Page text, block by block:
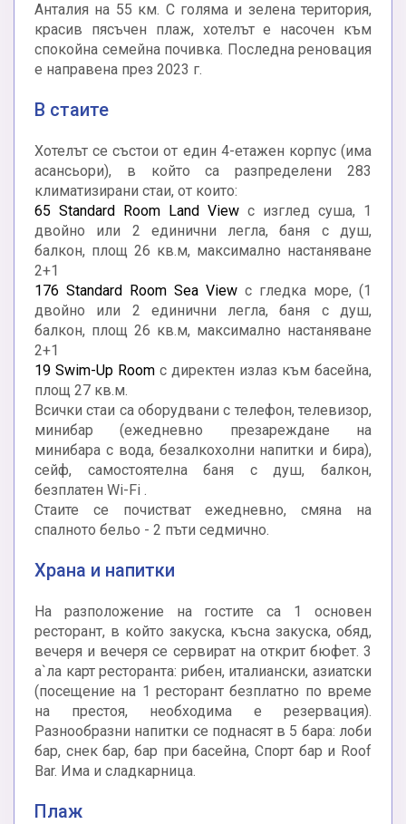
Анталия на 55 км. С голяма и зелена територия,
красив пясъчен плаж, хотелът е насочен към
спокойна семейна почивка. Последна реновация
е направена през 2023 г.
В стаите
Хотелът се състои от един 4-етажен корпус (има
асансьори), в който са разпределени 283
климатизирани стаи, от които:
65 Standard Room Land View с изглед суша, 1
двойно или 2 единични легла, баня с душ,
балкон, площ 26 кв.м, максимално настаняване
2+1
176 Standard Room Sea View с гледка море, (1
двойно или 2 единични легла, баня с душ,
балкон, площ 26 кв.м, максимално настаняване
2+1
19 Swim-Up Room с директен излаз към басейна,
площ 27 кв.м.
Всички стаи са оборудвани с телефон, телевизор,
минибар (ежедневно презареждане на
минибара с вода, безалкохолни напитки и бира),
сейф, самостоятелна баня с душ, балкон,
безплатен Wi-Fi .
Стаите се почистват ежедневно, смяна на
спалното бельо - 2 пъти седмично.
Храна и напитки
На разположение на гостите са 1 основен
ресторант, в който закуска, късна закуска, обяд,
вечеря и вечеря се сервират на открит бюфет. 3
а`ла карт ресторанта: рибен, италиански, азиатски
(посещение на 1 ресторант безплатно по време
на престоя, необходима е резервация).
Разнообразни напитки се поднасят в 5 бара: лоби
бар, снек бар, бар при басейна, Спорт бар и Roof
Bar. Има и сладкарница.
Плаж